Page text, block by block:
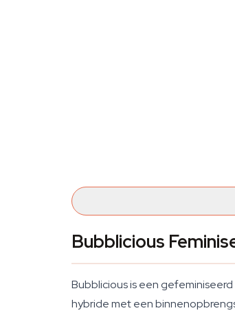
Bubblicious
Bubblicious is een
hybride met een